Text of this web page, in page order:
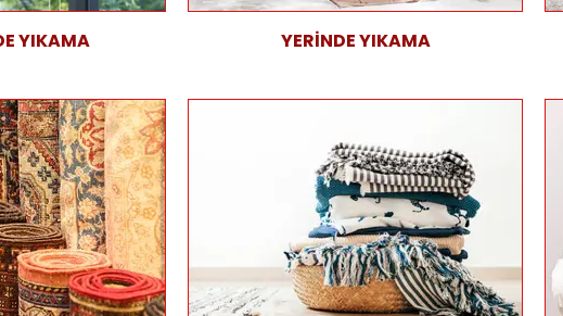
YIKAMA YERİNDE YIKAMA